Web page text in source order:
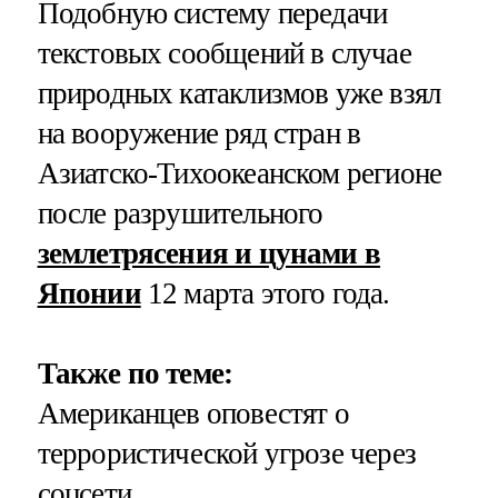
Подобную систему передачи
текстовых сообщений в случае
природных катаклизмов уже взял
на вооружение ряд стран в
Азиатско-Тихоокеанском регионе
после разрушительного
землетрясения и цунами в
Японии12 марта этого года.
Также по теме:
Американцев оповестят о
террористической угрозе через